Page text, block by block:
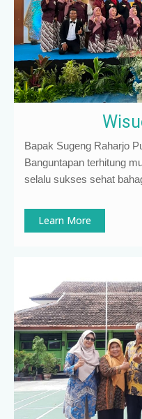
Bapak Sugeng Raharjo
Banguntapan terhitung
selalu sukses sehat
Learn More